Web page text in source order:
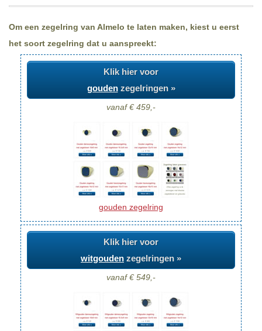
Om een zegelring van Almelo te laten maken, kiest u eerst
het soort zegelring dat u aanspreekt:
Klik hier voor
goudenzegelringen »
vanaf € 459,-
gouden zegelring
Klik hier voor
witgouden zegelringen »
vanaf € 549,-